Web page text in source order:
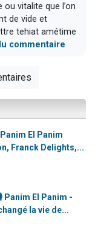
vitalite que l’on
de vide et
tehiat amétime
commentaire
El Panim
Franck Delights,...
Panim El Panim -
la vie de...